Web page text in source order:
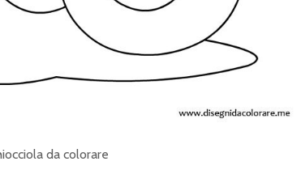
da colorare